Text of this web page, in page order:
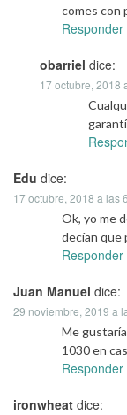
comes con
Responder
obarriel dice:
17 octubre, 2018
Edu dice:
17 octubre, 2018 a las
Ok, yo me
decían que
Responder
Juan Manuel dice:
29 noviembre, 2019 a
Me
1030 en
Responder
ironwheat dice: